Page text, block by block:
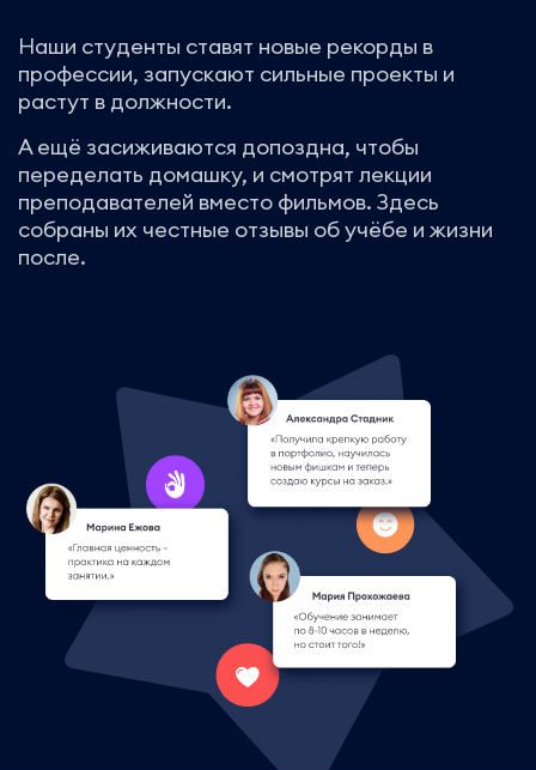
Наши студенты ставят новые рекорды в
профессии, запускают сильные проекты и
растут в должности.
А ещё засиживаются допоздна, чтобы
переделать домашку, и смотрят лекции
преподавателей вместо фильмов. Здесь
собраны их честные отзывы об учёбе и жизни
после.